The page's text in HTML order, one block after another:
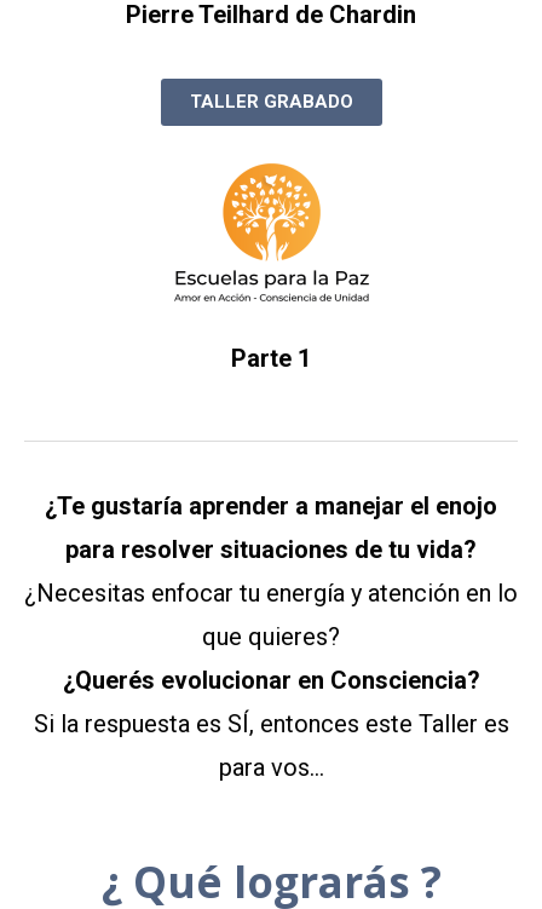
Pierre Teilhard de Chardin
TALLER GRABADO
Parte 1
¿Te gustaría aprender a manejar el enojo
para resolver situaciones de tu vida?
¿Necesitas enfocar tu energía y atención en lo
que quieres?
¿Querés evolucionar en Consciencia?
Si la respuesta es SÍ, entonces este Taller es
para vos…
¿ Qué lograrás ?